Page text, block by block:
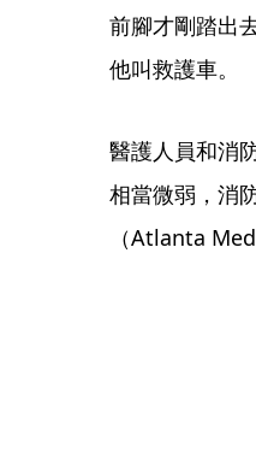
前腳才剛踏出
他叫救護車。
醫護人員和消
相當微弱，消
（Atlanta